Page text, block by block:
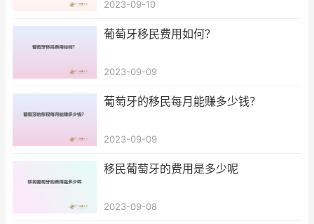
2023-09-10
葡萄牙移民费用如何？
2023-09-09
葡萄牙的移民每月能赚多少钱？
2023-09-09
移民葡萄牙的费用是多少呢
2023-09-08